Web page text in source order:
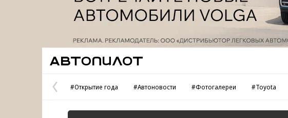
Предыдущая
страница
#Открытие года #Автоновости #Фотогалереи #Toyota